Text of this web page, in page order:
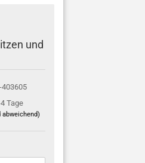
und
Tage
abweichend)